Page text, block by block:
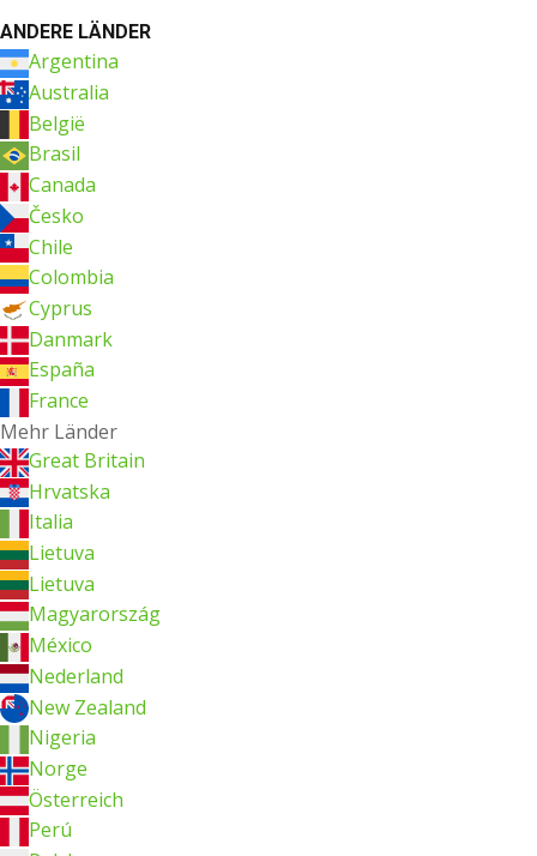
ANDERE LÄNDER
Argentina
Australia
België
Brasil
Canada
Česko
Chile
Colombia
Cyprus
Danmark
España
France
Mehr Länder
Great Britain
Hrvatska
Italia
Lietuva
Lietuva
Magyarország
México
Nederland
New Zealand
Nigeria
Norge
Österreich
Perú